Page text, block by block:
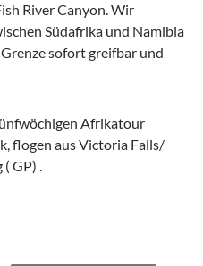
River Canyon. Wir
Südafrika und Namibia
sofort greifbar und
Afrikatour
flogen aus Victoria Falls/
GP) .